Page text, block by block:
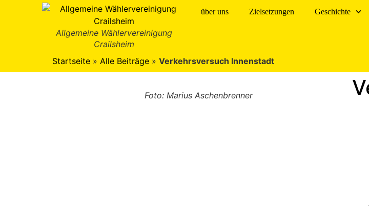
Allgemeine Wählervereinigung
Crailsheim
über uns Zielsetzungen Geschichte
Startseite » Alle Beiträge » Verkehrsversuch Innenstadt
Foto: Marius Aschenbrenner